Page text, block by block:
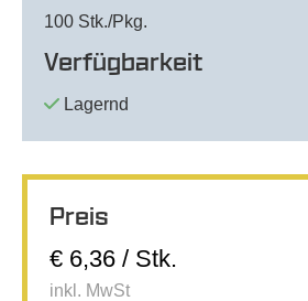
100 Stk./Pkg.
Verfügbarkeit
Lagernd
Preis
€ 6,36 / Stk.
inkl. MwSt